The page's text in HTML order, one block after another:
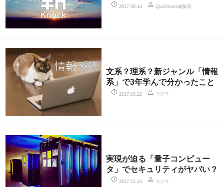
2017.09.14 QuizKnock編集部
文系？理系？新ジャンル「情報
系」で3年学んで分かったこと
2017.03.22 コジマ
実現が迫る「量子コンピュー
タ」でセキュリティがヤバい？
2017.01.24 コジマ